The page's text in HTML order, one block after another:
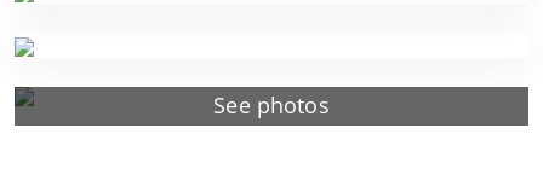
See photos